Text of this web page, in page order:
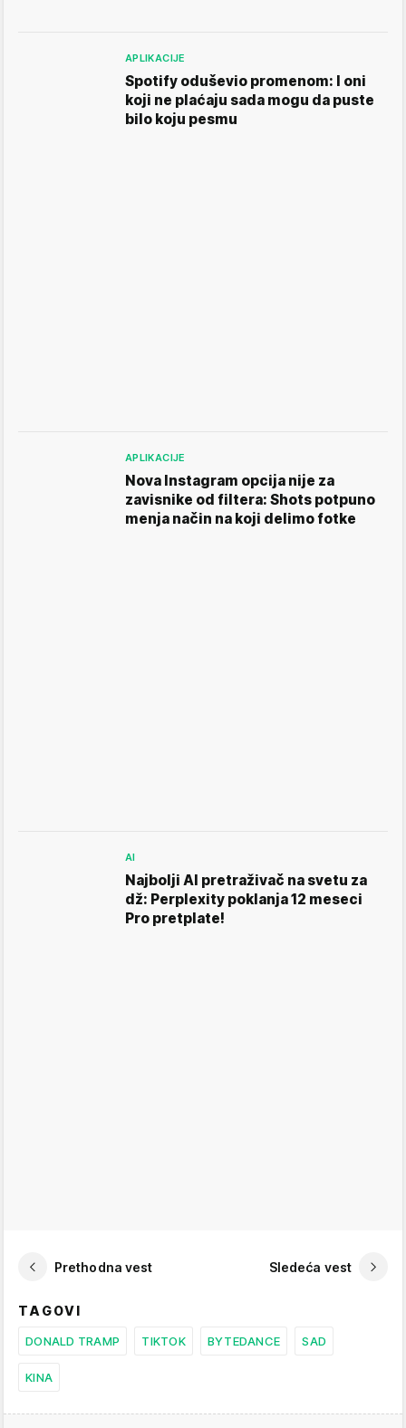
APLIKACIJE
Spotify oduševio promenom: I oni
koji ne plaćaju sada mogu da puste
bilo koju pesmu
APLIKACIJE
Nova Instagram opcija nije za
zavisnike od filtera: Shots potpuno
menja način na koji delimo fotke
AI
Najbolji AI pretraživač na svetu za
dž: Perplexity poklanja 12 meseci
Pro pretplate!
Prethodna vest Sledeća vest
TAGOVI
DONALD TRAMP TIKTOK BYTEDANCE SAD
KINA